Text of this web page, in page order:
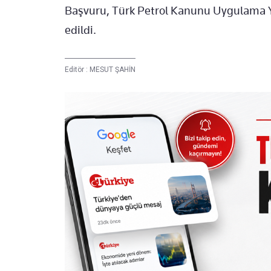
Başvuru, Türk Petrol Kanunu
edildi.
Editör : MESUT ŞAHİN